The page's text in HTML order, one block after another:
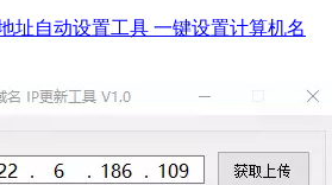
址自动设置工具 一键设置计算机名